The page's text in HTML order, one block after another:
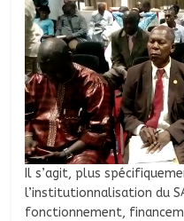
Il s’agit, plus
l’institutionnalisation du
fonctionnement,